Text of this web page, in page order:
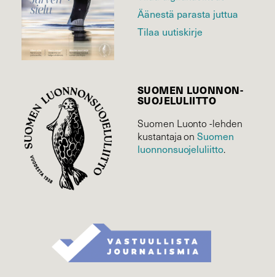
Äänestä parasta juttua
Tilaa uutiskirje
SUOMEN LUONNON­
SUOJELU­LIITTO
Suomen Luonto -lehden
kustantaja onSuomen
luonnonsuojelu­liitto.